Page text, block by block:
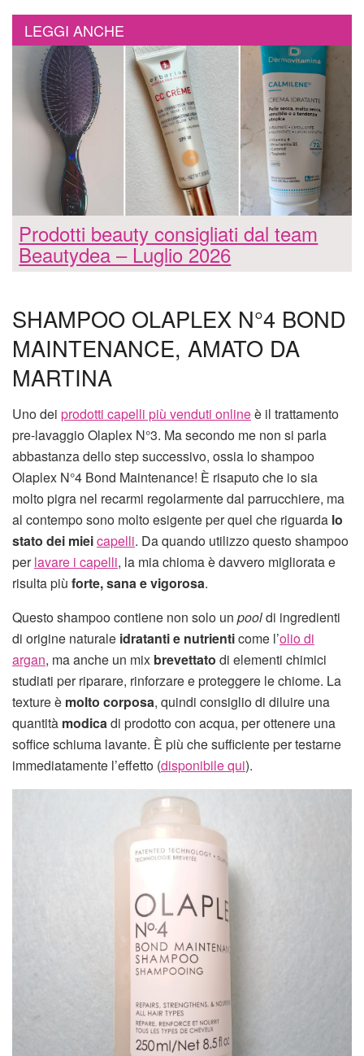
LEGGI ANCHE
Prodotti beauty consigliati dal team
Beautydea – Luglio 2026
SHAMPOO OLAPLEX N°4 BOND
MAINTENANCE, AMATO DA
MARTINA
Uno dei prodotti capelli più venduti onlineè il trattamento
pre-lavaggio Olaplex N°3. Ma secondo me non si parla
abbastanza dello step successivo, ossia lo shampoo
Olaplex N°4 Bond Maintenance! È risaputo che io sia
molto pigra nel recarmi regolarmente dal parrucchiere, ma
al contempo sono molto esigente per quel che riguarda lo
stato dei mieicapelli. Da quando utilizzo questo shampoo
perlavare i capelli, la mia chioma è davvero migliorata e
risulta più forte, sana e vigorosa.
Questo shampoo contiene non solo un pooldi ingredienti
di origine naturale idratanti e nutrienticome l’olio di
argan, ma anche un mix brevettato di elementi chimici
studiati per riparare, rinforzare e proteggere le chiome. La
texture è molto corposa, quindi consiglio di diluire una
quantità modicadi prodotto con acqua, per ottenere una
soffice schiuma lavante. È più che sufficiente per testarne
immediatamente l’effetto (disponibile qui).